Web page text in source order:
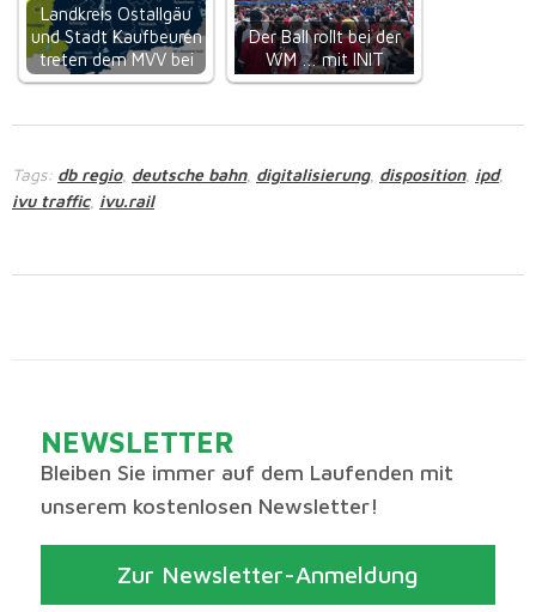
Landkreis Ostallgäu
und Stadt Kaufbeuren
treten dem MVV bei
Der Ball rollt bei der
WM … mit INIT
Tags: db regio, deutsche bahn, digitalisierung, disposition, ipd,
ivu traffic, ivu.rail
NEWSLETTER
Bleiben Sie immer auf dem Laufenden mit
unserem kostenlosen Newsletter!
Zur Newsletter-Anmeldung